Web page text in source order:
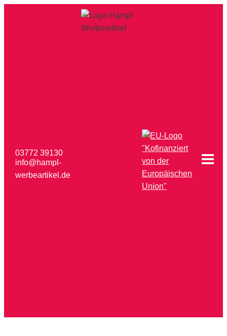
03772 39130
info@hampl-
werbeartikel.de